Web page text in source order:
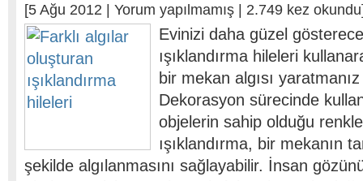
[5 Ağu 2012 | Yorum yapılmamış | 2.749 kez
Evinizi daha güzel
ışıklandırma hileleri
bir mekan algısı
Dekorasyon sürecinde
objelerin sahip olduğu
ışıklandırma, bir mekanın
şekilde algılanmasını sağlayabilir. İnsan